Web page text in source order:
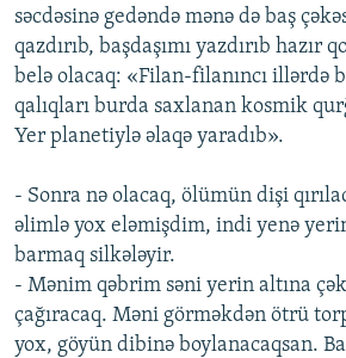
səcdəsinə gedəndə mənə də baş
qazdırıb, başdaşımı yazdırıb hazır
belə olacaq: «Filan-filanıncı illərdə
qalıqları burda saxlanan kosmik
Yer planetiylə əlaqə yaradıb».
- Sonra nə olacaq, ölümün dişi
əlimlə yox eləmişdim, indi yenə
barmaq silkələyir.
- Mənim qəbrim səni yerin altına
çağıracaq. Məni görməkdən ötrü
yox, göyün dibinə boylanacaqsan.